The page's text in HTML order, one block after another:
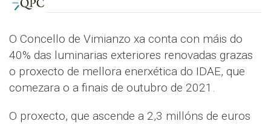
O Concello de Vimianzo xa conta con máis do
40% das luminarias exteriores renovadas grazas
o proxecto de mellora enerxética do IDAE, que
comezara o a finais de outubro de 2021.
O proxecto, que ascende a 2,3 millóns de euros